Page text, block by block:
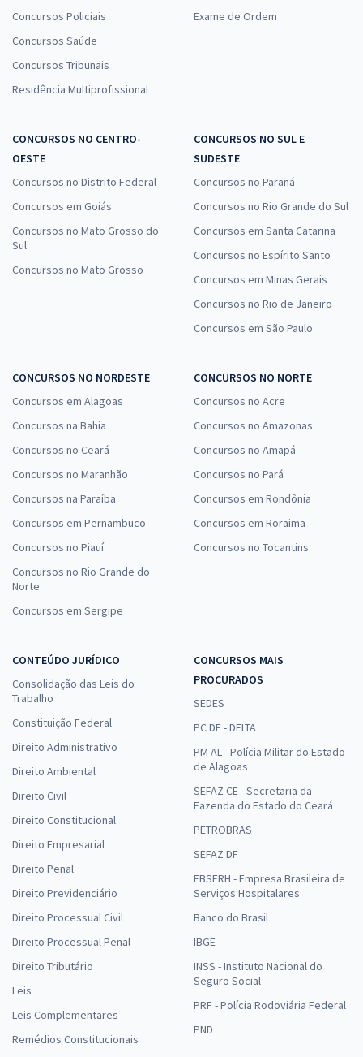
Concursos Policiais
Concursos Saúde
Concursos Tribunais
Residência Multiprofissional
Exame de Ordem
CONCURSOS NO CENTRO-
OESTE
Concursos no Distrito Federal
Concursos em Goiás
Concursos no Mato Grosso do
Sul
Concursos no Mato Grosso
CONCURSOS NO SUL E
SUDESTE
Concursos no Paraná
Concursos no Rio Grande do Sul
Concursos em Santa Catarina
Concursos no Espírito Santo
Concursos em Minas Gerais
Concursos no Rio de Janeiro
Concursos em São Paulo
CONCURSOS NO NORDESTE
Concursos em Alagoas
Concursos na Bahia
Concursos no Ceará
Concursos no Maranhão
Concursos na Paraíba
Concursos em Pernambuco
Concursos no Piauí
Concursos no Rio Grande do
Norte
Concursos em Sergipe
CONCURSOS NO NORTE
Concursos no Acre
Concursos no Amazonas
Concursos no Amapá
Concursos no Pará
Concursos em Rondônia
Concursos em Roraima
Concursos no Tocantins
CONTEÚDO JURÍDICO
Consolidação das Leis do
Trabalho
Constituição Federal
Direito Administrativo
Direito Ambiental
Direito Civil
Direito Constitucional
Direito Empresarial
Direito Penal
Direito Previdenciário
Direito Processual Civil
Direito Processual Penal
Direito Tributário
Leis
Leis Complementares
Remédios Constitucionais
CONCURSOS MAIS
PROCURADOS
SEDES
PC DF - DELTA
PM AL - Polícia Militar do Estado
de Alagoas
SEFAZ CE - Secretaria da
Fazenda do Estado do Ceará
PETROBRAS
SEFAZ DF
EBSERH - Empresa Brasileira de
Serviços Hospitalares
Banco do Brasil
IBGE
INSS - Instituto Nacional do
Seguro Social
PRF - Polícia Rodoviária Federal
PND